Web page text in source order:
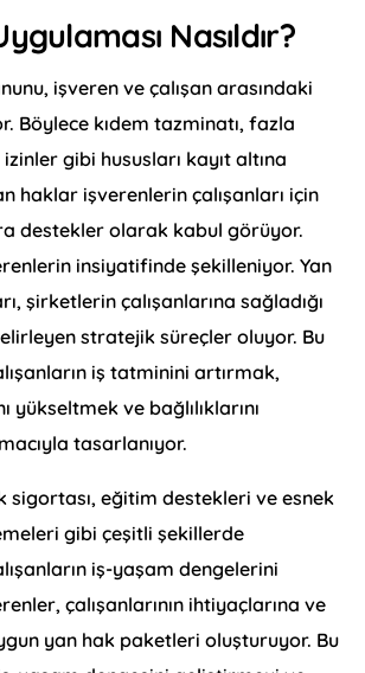
Nasıldır?
işveren ve çalışan arasındaki
Böylece kıdem tazminatı, fazla
gibi hususları kayıt altına
haklar işverenlerin çalışanları için
destekler olarak kabul görüyor.
insiyatifinde şekilleniyor. Yan
şirketlerin çalışanlarına sağladığı
stratejik süreçler oluyor. Bu
iş tatminini artırmak,
yükseltmek ve bağlılıklarını
tasarlanıyor.
sigortası, eğitim destekleri ve esnek
gibi çeşitli şekillerde
iş-yaşam dengelerini
çalışanlarının ihtiyaçlarına ve
yan hak paketleri oluşturuyor. Bu